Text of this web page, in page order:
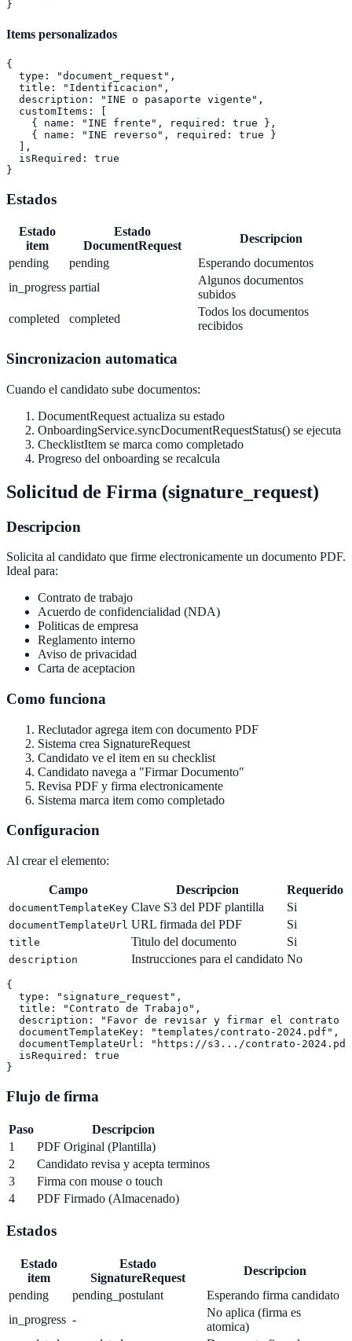
Items personalizados
{
  type: "document_request",
  title: "Identificacion",
  description: "INE o pasaporte vigente",
  customItems: [
    { name: "INE frente", required: true },
    { name: "INE reverso", required: true }
  ],
  isRequired: true
Estados
Estado
item
Estado
DocumentRequest
Descripcion
pending
pending
Esperando documentos
in_progress partial
Algunos documentos
subidos
completed
completed
Todos los documentos
recibidos
Sincronizacion automatica
Cuando el candidato sube documentos:
DocumentRequest actualiza su estado
OnboardingService.syncDocumentRequestStatus() se ejecuta
ChecklistItem se marca como completado
Progreso del onboarding se recalcula
Solicitud de Firma (signature_request)
Descripcion
Solicita al candidato que firme electronicamente un documento PDF.
Ideal para:
Contrato de trabajo
Acuerdo de confidencialidad (NDA)
Politicas de empresa
Reglamento interno
Aviso de privacidad
Carta de aceptacion
Como funciona
Reclutador agrega item con documento PDF
Sistema crea SignatureRequest
Candidato ve el item en su checklist
Candidato navega a "Firmar Documento"
Revisa PDF y firma electronicamente
Sistema marca item como completado
Configuracion
Al crear el elemento:
Campo Descripcion Requerido
documentTemplateKey Clave S3 del PDF plantilla Si
documentTemplateUrl URL firmada del PDF Si
title Titulo del documento Si
description Instrucciones para el candidato No
{
  type: "signature_request",
  title: "Contrato de Trabajo",
description: "Favor de revisar y firmar el contrato
  documentTemplateKey: "templates/contrato-2024.pdf",
documentTemplateUrl: "https://s3.../contrato-
  isRequired: true
Flujo de firma
Paso
Descripcion
1
PDF Original (Plantilla)
2
Candidato revisa y acepta terminos
3
Firma con mouse o touch
4
PDF Firmado (Almacenado)
Estados
Estado
item
Estado
SignatureRequest
Descripcion
pending
pending_postulant
Esperando firma candidato
in_progress -
No aplica (firma es
atomica)